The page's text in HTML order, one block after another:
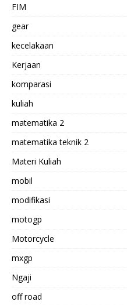
FIM
gear
kecelakaan
Kerjaan
komparasi
kuliah
matematika 2
matematika teknik 2
Materi Kuliah
mobil
modifikasi
motogp
Motorcycle
mxgp
Ngaji
off road